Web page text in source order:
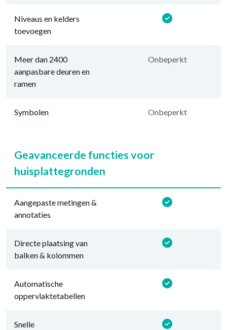
Niveaus en kelders
toevoegen
Meer dan 2400
aanpasbare deuren en
ramen
Onbeperkt
Symbolen Onbeperkt
Geavanceerde functies voor
huisplattegronden
Aangepaste metingen &
annotaties
Directe plaatsing van
balken & kolommen
Automatische
oppervlaktetabellen
Snelle